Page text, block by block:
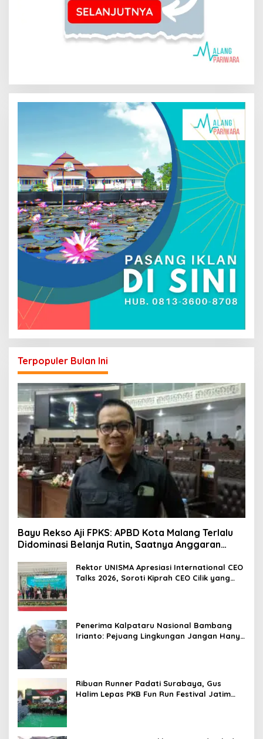
Terpopuler Bulan Ini
Bayu Rekso Aji FPKS: APBD Kota Malang Terlalu
Didominasi Belanja Rutin, Saatnya Anggaran
Rektor UNISMA Apresiasi International CEO
Talks 2026, Soroti Kiprah CEO Cilik yang
Penerima Kalpataru Nasional Bambang
Irianto: Pejuang Lingkungan Jangan Hanya
Ribuan Runner Padati Surabaya, Gus
Halim Lepas PKB Fun Run Festival Jatim